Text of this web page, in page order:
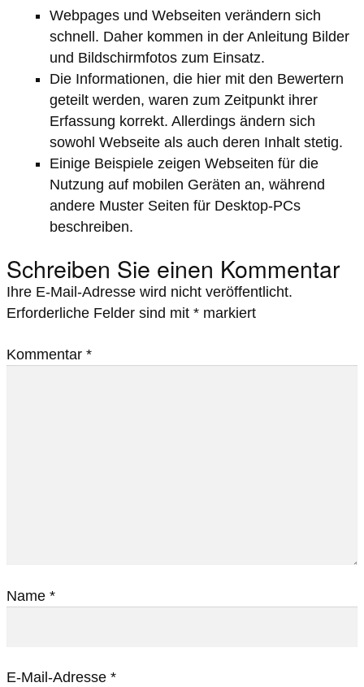
Webpages und Webseiten verändern sich
schnell. Daher kommen in der Anleitung Bilder
und Bildschirmfotos zum Einsatz.
Die Informationen, die hier mit den Bewertern
geteilt werden, waren zum Zeitpunkt ihrer
Erfassung korrekt. Allerdings ändern sich
sowohl Webseite als auch deren Inhalt stetig.
Einige Beispiele zeigen Webseiten für die
Nutzung auf mobilen Geräten an, während
andere Muster Seiten für Desktop-PCs
beschreiben.
Schreiben Sie einen Kommentar
Ihre E-Mail-Adresse wird nicht veröffentlicht.
Erforderliche Felder sind mit * markiert
Kommentar *
Name *
E-Mail-Adresse *